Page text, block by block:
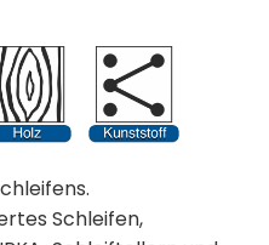
Schleifen,